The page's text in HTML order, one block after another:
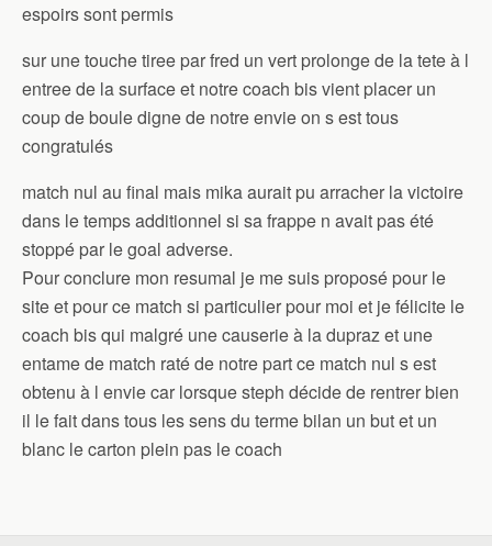
espoirs sont permis
sur une touche tiree par fred un vert prolonge de la tete à l
entree de la surface et notre coach bis vient placer un
coup de boule digne de notre envie on s est tous
congratulés
match nul au final mais mika aurait pu arracher la victoire
dans le temps additionnel si sa frappe n avait pas été
stoppé par le goal adverse.
Pour conclure mon resumal je me suis proposé pour le
site et pour ce match si particulier pour moi et je félicite le
coach bis qui malgré une causerie à la dupraz et une
entame de match raté de notre part ce match nul s est
obtenu à l envie car lorsque steph décide de rentrer bien
il le fait dans tous les sens du terme bilan un but et un
blanc le carton plein pas le coach